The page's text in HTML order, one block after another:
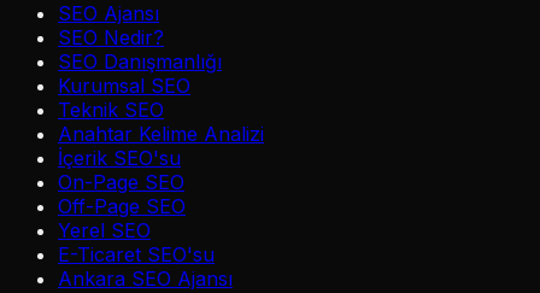
SEO Ajansı
SEO Nedir?
SEO Danışmanlığı
Kurumsal SEO
Teknik SEO
Anahtar Kelime Analizi
İçerik SEO'su
On-Page SEO
Off-Page SEO
Yerel SEO
E-Ticaret SEO'su
Ankara SEO Ajansı